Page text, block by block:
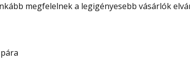
megfelelnek a legigényesebb vásárlók